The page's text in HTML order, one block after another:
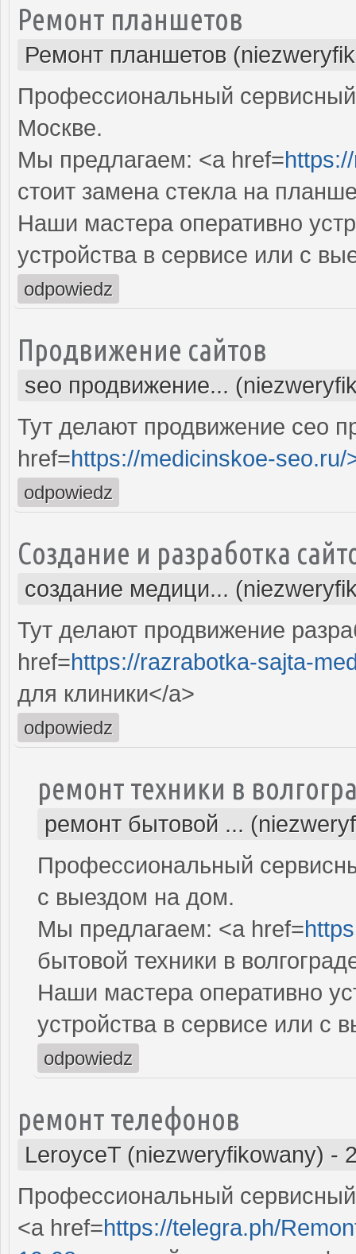
Ремонт планшетов
Ремонт планшетов
Профессиональный
Москве.
Мы предлагаем: <a href=
стоит замена стекла на
Наши мастера оперативно
устройства в сервисе или с
odpowiedz
Продвижение сайтов
seo продвижение...
Тут делают продвижение сео
href=https://medicinskoe-seo.ru/
odpowiedz
Создание и разработка
создание медици...
Тут делают продвижение
href=https://razrabotka-sajta-
для клиники</a>
odpowiedz
ремонт техники в
ремонт бытовой ...
Профессиональный
с выездом на дом.
Мы предлагаем: <a href=
бытовой техники в
Наши мастера оперативно
устройства в сервисе или с
odpowiedz
ремонт телефонов
LeroyceT (niezweryfikowany) -
Профессиональный
<a href=https://telegra.ph/